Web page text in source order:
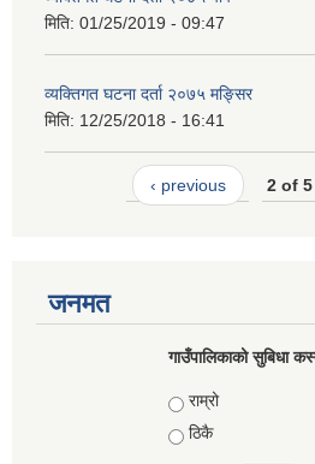
मिति: 01/25/2019 - 09:47
व्यक्तिगत घटना दर्ता २०७५ मङ्सिर
मिति: 12/25/2018 - 16:41
‹ previous 2 of 5
जनमत
गाउँपालिकाको सुबिधा
Choices
राम्रो
ठिकै